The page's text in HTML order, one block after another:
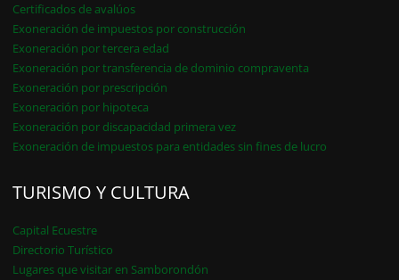
Certificados de avalúos
Exoneración de impuestos por construcción
Exoneración por tercera edad
Exoneración por transferencia de dominio compraventa
Exoneración por prescripción
Exoneración por hipoteca
Exoneración por discapacidad primera vez
Exoneración de impuestos para entidades sin fines de lucro
TURISMO Y CULTURA
Capital Ecuestre
Directorio Turístico
Lugares que visitar en Samborondón